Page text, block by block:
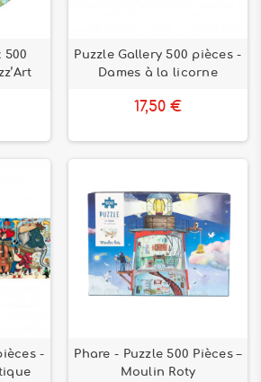
500
Puzzle Gallery 500 pièces -
Dames à la licorne
17,50 €
-
Phare - Puzzle 500 Pièces –
Moulin Roty